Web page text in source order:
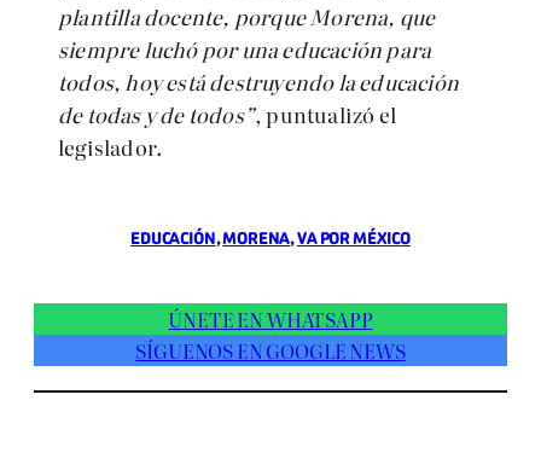
plantilla docente, porque Morena, que
siempre luchó por una educación para
todos, hoy está destruyendo la educación
de todas y de todos”, puntualizó el
legislador.
EDUCACIÓN, MORENA, VA POR MÉXICO
ÚNETE EN WHATSAPP
SÍGUENOS EN GOOGLE NEWS